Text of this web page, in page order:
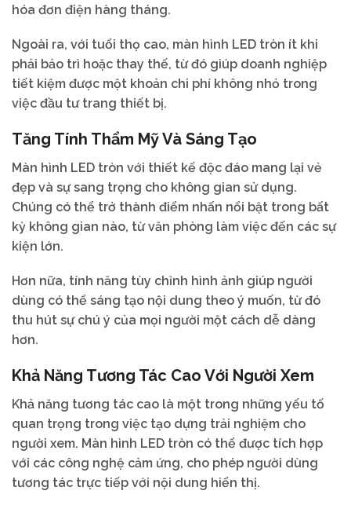
hóa đơn điện hàng tháng.
Ngoài ra, với tuổi thọ cao, màn hình LED tròn ít khi
phải bảo trì hoặc thay thế, từ đó giúp doanh nghiệp
tiết kiệm được một khoản chi phí không nhỏ trong
việc đầu tư trang thiết bị.
Tăng Tính Thẩm Mỹ Và Sáng Tạo
Màn hình LED tròn với thiết kế độc đáo mang lại vẻ
đẹp và sự sang trọng cho không gian sử dụng.
Chúng có thể trở thành điểm nhấn nổi bật trong bất
kỳ không gian nào, từ văn phòng làm việc đến các sự
kiện lớn.
Hơn nữa, tính năng tùy chỉnh hình ảnh giúp người
dùng có thể sáng tạo nội dung theo ý muốn, từ đó
thu hút sự chú ý của mọi người một cách dễ dàng
hơn.
Khả Năng Tương Tác Cao Với Người Xem
Khả năng tương tác cao là một trong những yếu tố
quan trọng trong việc tạo dựng trải nghiệm cho
người xem. Màn hình LED tròn có thể được tích hợp
với các công nghệ cảm ứng, cho phép người dùng
tương tác trực tiếp với nội dung hiển thị.